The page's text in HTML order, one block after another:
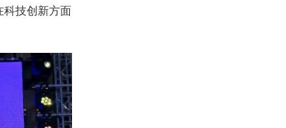
科技创新方面